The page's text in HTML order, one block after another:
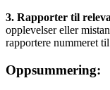
3. Rapporter til
opplevelser eller
rapportere nummeret
Oppsummering: